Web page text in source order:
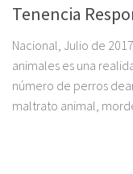
Tenencia
Nacional, Julio de
animales es una
número de perros
maltrato animal,